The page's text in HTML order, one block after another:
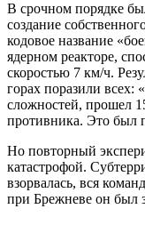
В срочном порядке
создание
кодовое название
ядерном реакторе,
скоростью 7 км/ч.
горах поразили всех:
сложностей, прошел
противника. Это был
Но повторный
катастрофой.
взорвалась, вся
при Брежневе он был